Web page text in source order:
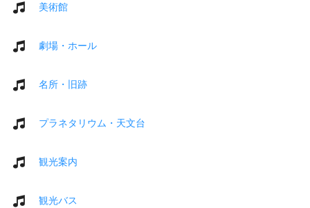
美術館
劇場・ホール
名所・旧跡
プラネタリウム・天文台
観光案内
観光バス